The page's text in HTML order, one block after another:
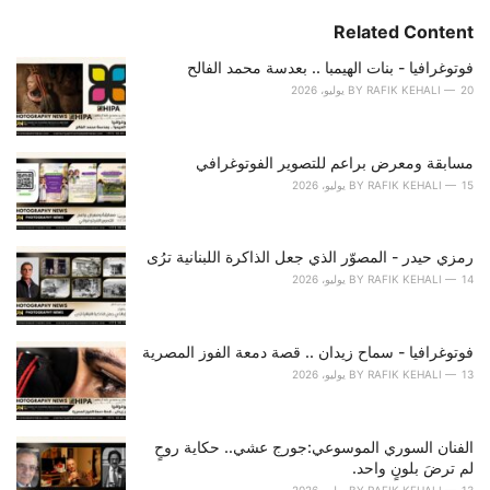
o
r
i
e
:
Related Content
فوتوغرافيا - بنات الهيمبا .. بعدسة محمد الفالح
BY RAFIK KEHALI 20 يوليو، 2026
مسابقة ومعرض براعم للتصوير الفوتوغرافي
BY RAFIK KEHALI 15 يوليو، 2026
رمزي حيدر - المصوّر الذي جعل الذاكرة اللبنانية ترُى
BY RAFIK KEHALI 14 يوليو، 2026
فوتوغرافيا - سماح زيدان .. قصة دمعة الفوز المصرية
BY RAFIK KEHALI 13 يوليو، 2026
الفنان السوري الموسوعي:جورج عشي.. حكاية روحٍ
لم ترضَ بلونٍ واحد.